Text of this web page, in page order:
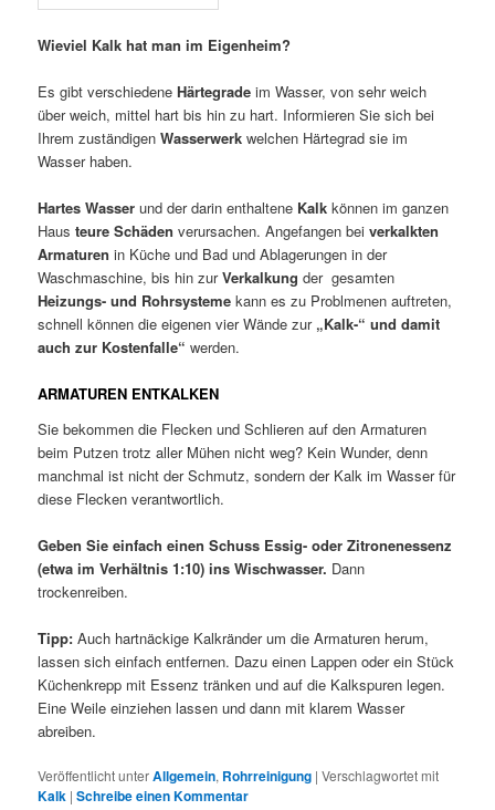
Wieviel Kalk hat man im Eigenheim?
Es gibt verschiedeneHärtegrade im Wasser, von sehr weich
über weich, mittel hart bis hin zu hart. Informieren Sie sich bei
Ihrem zuständigenWasserwerk welchen Härtegrad sie im
Wasser haben.
Hartes Wasser und der darin enthaltene Kalk können im ganzen
Hausteure Schäden verursachen. Angefangen beiverkalkten
Armaturen in Küche und Bad und Ablagerungen in der
Waschmaschine, bis hin zurVerkalkung der gesamten
Heizungs- und Rohrsysteme kann es zu Problmenen auftreten,
schnell können die eigenen vier Wände zur „Kalk-“ und damit
auch zur Kostenfalle“ werden.
ARMATUREN ENTKALKEN
Sie bekommen die Flecken und Schlieren auf den Armaturen
beim Putzen trotz aller Mühen nicht weg? Kein Wunder, denn
manchmal ist nicht der Schmutz, sondern der Kalk im Wasser für
diese Flecken verantwortlich.
Geben Sie einfach einen Schuss Essig- oder Zitronenessenz
(etwa im Verhältnis 1:10) ins Wischwasser. Dann
trockenreiben.
Tipp: Auch hartnäckige Kalkränder um die Armaturen herum,
lassen sich einfach entfernen. Dazu einen Lappen oder ein Stück
Küchenkrepp mit Essenz tränken und auf die Kalkspuren legen.
Eine Weile einziehen lassen und dann mit klarem Wasser
abreiben.
Veröffentlicht unterAllgemein, Rohrreinigung |Verschlagwortet mit
Kalk |Schreibe einen Kommentar